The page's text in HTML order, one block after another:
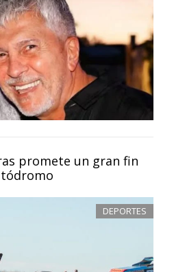
promete un gran fin
DEPORTES